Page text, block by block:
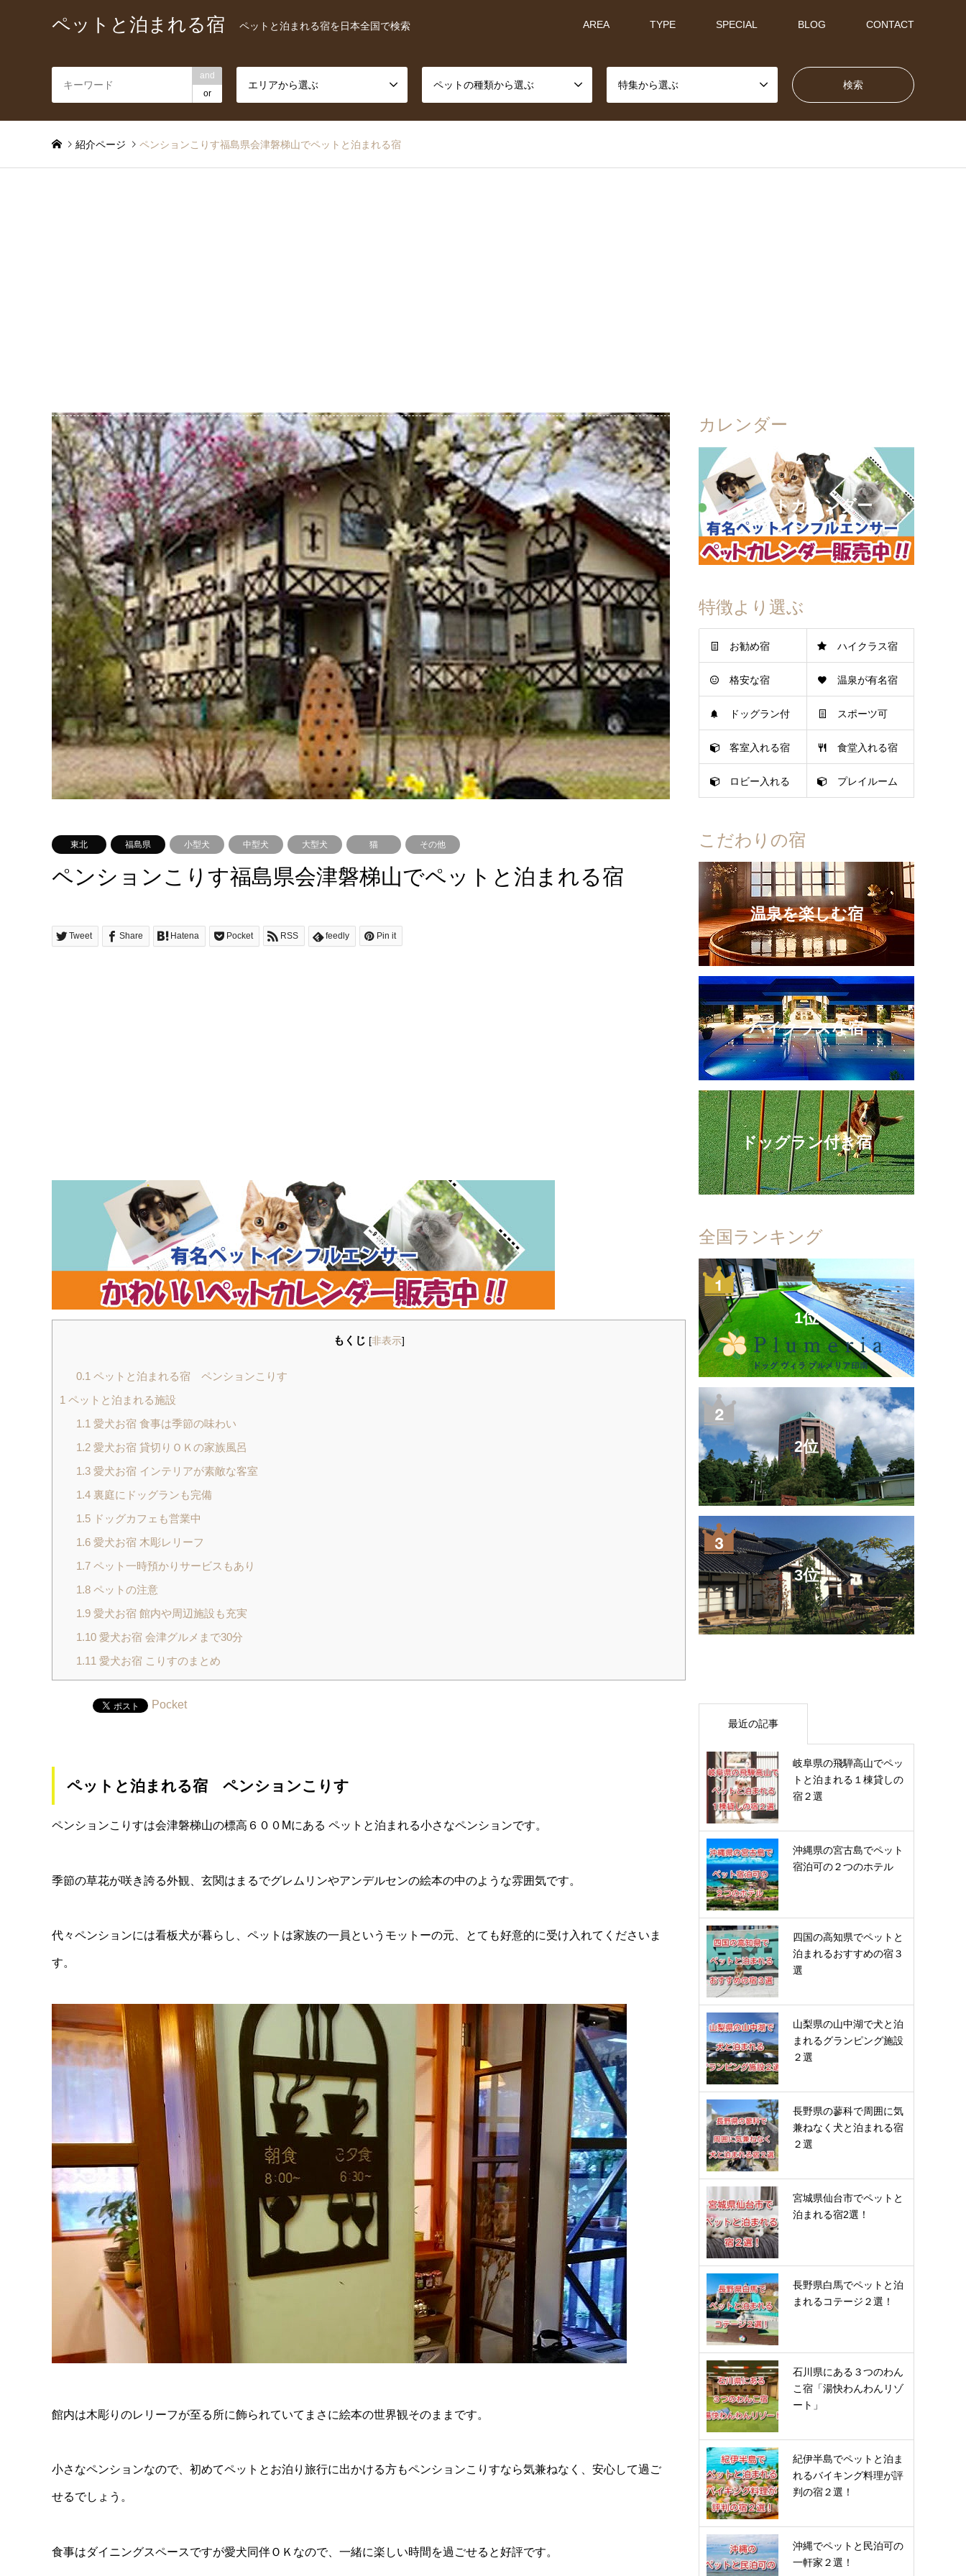
ペットと泊まれる宿 ペットと泊まれる宿を日本全国で検索 AREA TYPE SPECIAL BLOG CONTACT
and
or
エリアから選ぶ ペットの種類から選ぶ 特集から選ぶ
紹介ページ ペンションこりす福島県会津磐梯山でペットと泊まれる宿
東北 福島県 小型犬 中型犬 大型犬 猫 その他
ペンションこりす福島県会津磐梯山でペットと泊まれる宿
Tweet Share Hatena Pocket RSS feedly Pin it
もくじ [非表示]
0.1 ペットと泊まれる宿 ペンションこりす
1 ペットと泊まれる施設
1.1 愛犬お宿 食事は季節の味わい
1.2愛犬お宿 貸切りＯＫの家族風呂
1.3愛犬お宿 インテリアが素敵な客室
1.4裏庭にドッグランも完備
1.5ドッグカフェも営業中
1.6愛犬お宿 木彫レリーフ
1.7ペット一時預かりサービスもあり
1.8ペットの注意
1.9愛犬お宿 館内や周辺施設も充実
1.10愛犬お宿 会津グルメまで30分
1.11 愛犬お宿 こりすのまとめ
Pocket
ペットと泊まれる宿 ペンションこりす
ペンションこりすは会津磐梯山の標高６００Mにある ペットと泊まれる小さなペンションです。
季節の草花が咲き誇る外観、玄関はまるでグレムリンやアンデルセンの絵本の中のような雰囲気です。
代々ペンションには看板犬が暮らし、ペットは家族の一員というモットーの元、とても好意的に受け入れてくださいま
す。
館内は木彫りのレリーフが至る所に飾られていてまさに絵本の世界観そのままです。
小さなペンションなので、初めてペットとお泊り旅行に出かける方もペンションこりすなら気兼ねなく、安心して過ご
せるでしょう。
食事はダイニングスペースですが愛犬同伴ＯＫなので、一緒に楽しい時間を過ごせると好評です。
カレンダー
ペットカレンダー
特徴より選ぶ
お勧め宿 ハイクラス宿
格安な宿 温泉が有名宿
ドッグラン付
き宿
スポーツ可
客室入れる宿 食堂入れる宿
ロビー入れる プレイルーム
こだわりの宿
温泉を楽しむ宿
ハイクラスな宿
ドッグラン付き宿
全国ランキング
1位
2位
3位
最近の記事
岐阜県の飛騨高山でペッ
トと泊まれる１棟貸しの
宿２選
沖縄県の宮古島でペット
宿泊可の２つのホテル
四国の高知県でペットと
泊まれるおすすめの宿３
選
山梨県の山中湖で犬と泊
まれるグランピング施設
２選
長野県の蓼科で周囲に気
兼ねなく犬と泊まれる宿
２選
宮城県仙台市でペットと
泊まれる宿2選！
長野県白馬でペットと泊
まれるコテージ２選！
石川県にある３つのわん
こ宿「湯快わんわんリゾ
ート」
紀伊半島でペットと泊ま
れるバイキング料理が評
判の宿２選！
沖縄でペットと民泊可の
一軒家２選！